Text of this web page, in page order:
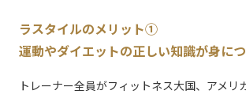
ラスタイルのメリット①
運動やダイエットの正しい知識が身に
トレーナー全員がフィットネス大国、アメリ